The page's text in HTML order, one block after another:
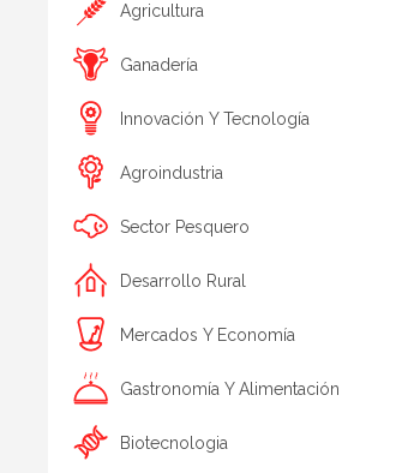
Agricultura
Ganadería
Innovación Y Tecnología
Agroindustria
Sector Pesquero
Desarrollo Rural
Mercados Y Economía
Gastronomía Y Alimentación
Biotecnologia